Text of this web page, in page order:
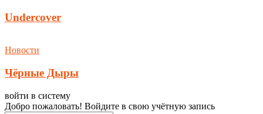
Undercover
Новости
Чёрные Дыры
войти в систему
Добро пожаловать! Войдите в свою учётную запись